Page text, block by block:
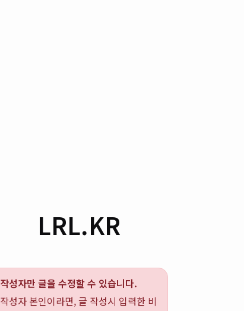
LRL.KR
작성자만 글을 수정할 수 있습니다.
작성자 본인이라면, 글 작성시 입력한 비